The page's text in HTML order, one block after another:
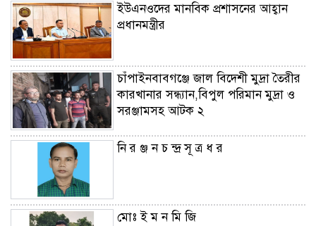
ইউএনওদের মানবিক প্রশাসনের আহ্বান
প্রধানমন্ত্রীর
চাঁপাইনবাবগঞ্জে জাল বিদেশী মুদ্রা তৈরীর
কারখানার সন্ধ্যান,বিপুল পরিমান মুদ্রা ও
সরঞ্জামসহ আটক ২
নি র ঞ্জ ন চ ন্দ্র সূ ত্র ধ র
মোঃ ই ম ন মি জি